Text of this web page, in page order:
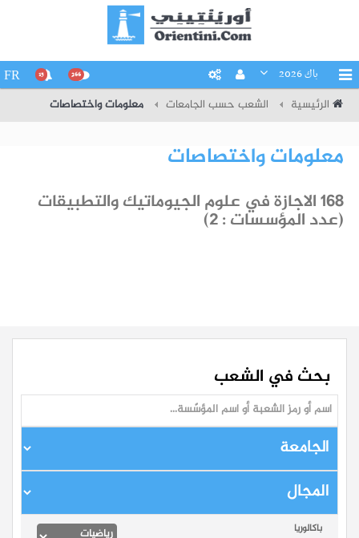
باك 2026 266
15
FR
الرئيسية الشعب حسب الجامعات معلومات واختصاصات
معلومات واختصاصات
168 الاجازة في علوم الجيوماتيك والتطبيقات
(عدد المؤسسات : 2)
بحث في الشعب
باكالوريا